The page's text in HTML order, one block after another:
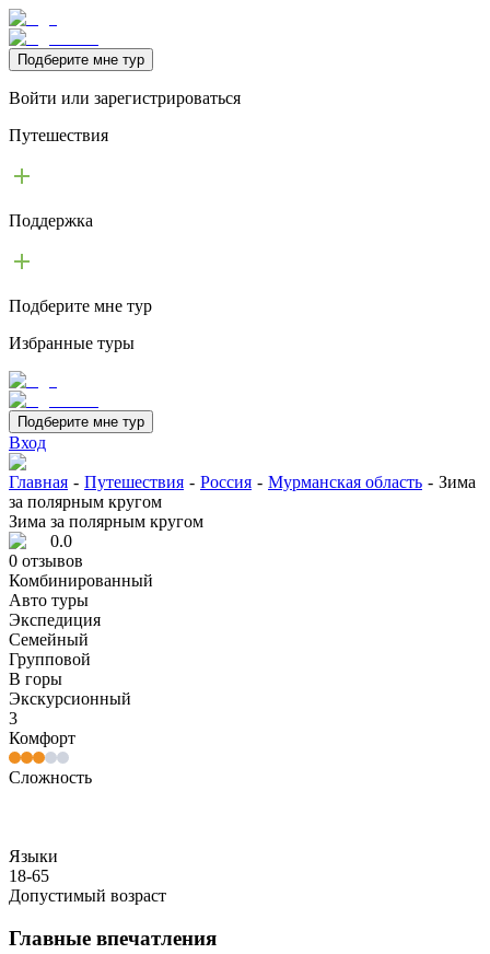
Подберите мне тур
Войти или зарегистрироваться
Путешествия
Поддержка
Подберите мне тур
Избранные туры
Подберите мне тур
Вход
Главная - Путешествия - Россия - Мурманская область - Зима
за полярным кругом
Зима за полярным кругом
0.0
0 отзывов
Комбинированный
Авто туры
Экспедиция
Семейный
Групповой
В горы
Экскурсионный
3
Комфорт
Сложность
Языки
18-65
Допустимый возраст
Главные впечатления